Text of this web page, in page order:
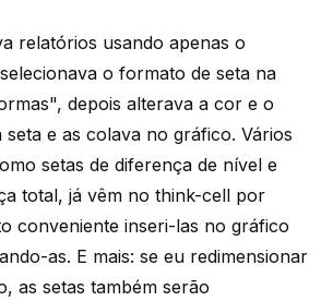
relatórios usando apenas o
o formato de seta na
depois alterava a cor e o
e as colava no gráfico. Vários
setas de diferença de nível e
total, já vêm no think-cell por
conveniente inseri-las no gráfico
as. E mais: se eu redimensionar
as setas também serão